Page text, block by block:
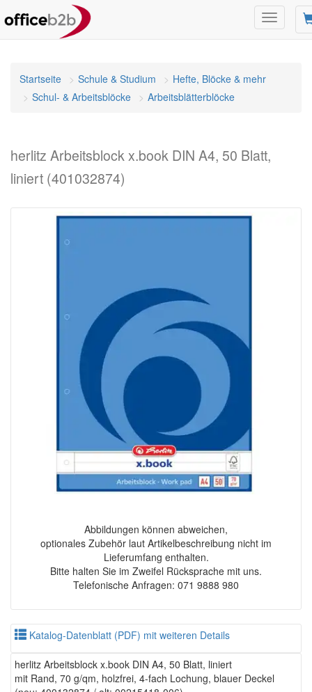
Startseite Schule & Studium
Hefte, Blöcke & mehr
Schul- & Arbeitsblöcke
Arbeitsblätterblöcke
herlitz Arbeitsblock x.book DIN A4, 50 Blatt,
liniert (401032874)
Abbildungen können abweichen,
optionales Zubehör laut Artikelbeschreibung nicht im
Lieferumfang enthalten.
Bitte halten Sie im Zweifel Rücksprache mit uns.
Telefonische Anfragen: 071 9888 980
Katalog-Datenblatt (PDF) mit weiteren Details
herlitz Arbeitsblock x.book DIN A4, 50 Blatt, liniert
mit Rand, 70 g/qm, holzfrei, 4-fach Lochung, blauer Deckel